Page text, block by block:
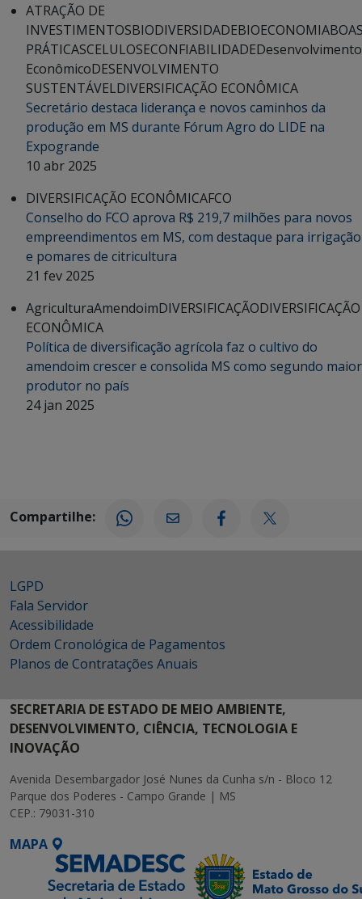
ATRAÇÃO DE
INVESTIMENTOSBIODIVERSIDADEBIOECONOMIA
PRÁTICASCELULOSECONFIABILIDADEDesenvolvimento
EconômicoDESENVOLVIMENTO
SUSTENTÁVELDIVERSIFICAÇÃO ECONÔMICA
Secretário destaca liderança e novos caminhos da
produção em MS durante Fórum Agro do LIDE na
Expogrande
10 abr 2025
DIVERSIFICAÇÃO ECONÔMICAFCO
Conselho do FCO aprova R$ 219,7 milhões para novos
empreendimentos em MS, com destaque para irrigação
e pomares de citricultura
21 fev 2025
AgriculturaAmendoimDIVERSIFICAÇÃODIVERSIFICAÇÃO
ECONÔMICA
Política de diversificação agrícola faz o cultivo do
amendoim crescer e consolida MS como segundo maior
produtor no país
24 jan 2025
Compartilhe:
LGPD
Fala Servidor
Acessibilidade
Ordem Cronológica de Pagamentos
Planos de Contratações Anuais
SECRETARIA DE ESTADO DE MEIO AMBIENTE,
DESENVOLVIMENTO, CIÊNCIA, TECNOLOGIA E
INOVAÇÃO
Avenida Desembargador José Nunes da Cunha s/n - Bloco 12
Parque dos Poderes - Campo Grande | MS
CEP.: 79031-310
MAPA